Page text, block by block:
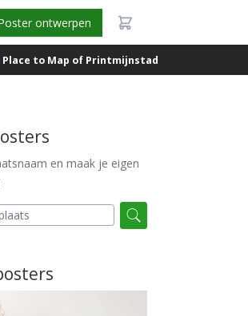
ontwerpen
Place to Map of Printmijnstad
en maak je eigen